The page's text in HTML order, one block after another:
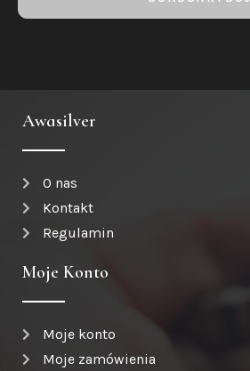
Awasilver
O nas
Kontakt
Regulamin
Moje Konto
Moje konto
Moje zamówienia